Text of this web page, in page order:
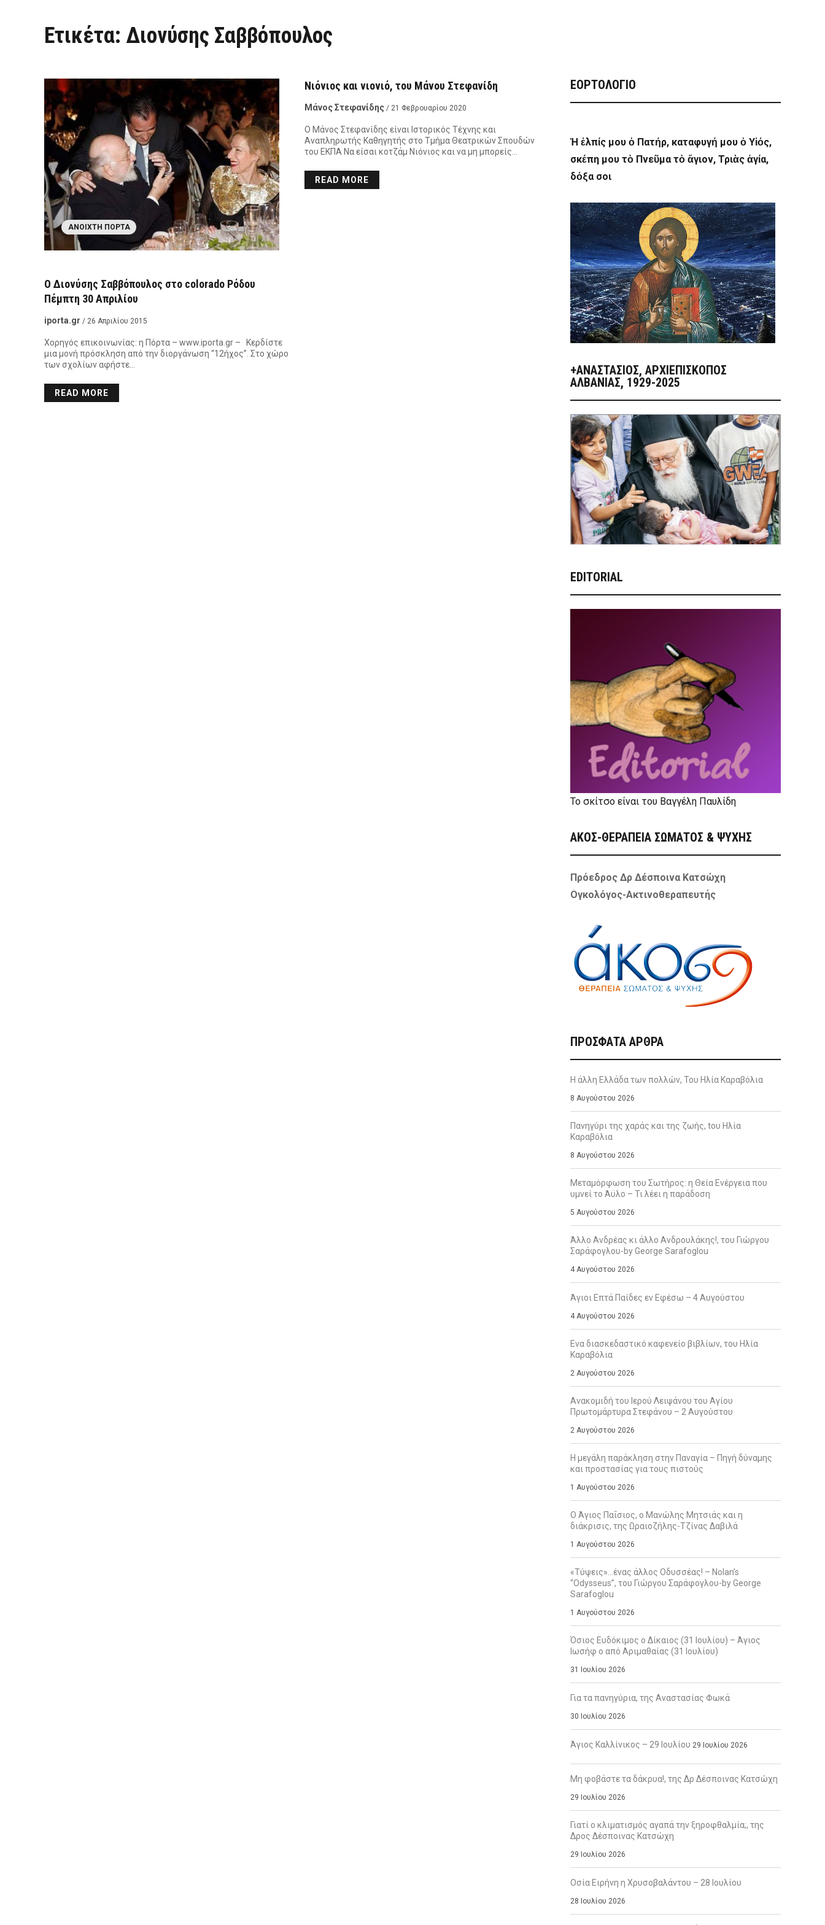
Ετικέτα: Διονύσης Σαββόπουλος
ΑΝΟΙΧΤΉ ΠΌΡΤΑ
Νιόνιος και νιονιό, του Μάνου Στεφανίδη
Μάνος Στεφανίδης / 21 Φεβρουαρίου 2020
Ο Μάνος Στεφανίδης είναι Ιστορικός Τέχνης και
Αναπληρωτής Καθηγητής στο Τμήμα Θεατρικών Σπουδών
του ΕΚΠΑ Να είσαι κοτζάμ Νιόνιος και να μη μπορείς…
READ MORE
Ο Διονύσης Σαββόπουλος στο colorado Ρόδου
Πέμπτη 30 Απριλίου
iporta.gr / 26 Απριλίου 2015
Χορηγός επικοινωνίας: η Πόρτα – www.iporta.gr – Κερδίστε
μια μονή πρόσκληση από την διοργάνωση “12ήχος”. Στο χώρο
των σχολίων αφήστε…
READ MORE
ΕΟΡΤΟΛΟΓΙΟ
Ἡ ἐλπίς μου ὁ Πατήρ, καταφυγή μου ὁ Υἱός,
σκέπη μου τὸ Πνεῦμα τὸ ἅγιον, Τριὰς ἁγία,
δόξα σοι
+ΑΝΑΣΤΆΣΙΟΣ, ΑΡΧΙΕΠΊΣΚΟΠΟΣ
ΑΛΒΑΝΊΑΣ, 1929-2025
EDITORIAL
Το σκίτσο είναι του Βαγγέλη Παυλίδη
ΑΚΟΣ-ΘΕΡΑΠΕΙΑ ΣΩΜΑΤΟΣ & ΨΥΧΗΣ
Πρόεδρος Δρ Δέσποινα Κατσώχη
Ογκολόγος-Ακτινοθεραπευτής
ΠΡΌΣΦΑΤΑ ΆΡΘΡΑ
Η άλλη Ελλάδα των πολλών, Του Ηλία Καραβόλια
8 Αυγούστου 2026
Πανηγύρι της χαράς και της ζωής, tου Ηλία
Καραβόλια
8 Αυγούστου 2026
Μεταμόρφωση του Σωτήρος: η Θεία Ενέργεια που
υμνεί το Άϋλο – Τι λέει η παράδοση
5 Αυγούστου 2026
Άλλο Ανδρέας κι άλλο Ανδρουλάκης!, του Γιώργου
Σαράφογλου-by George Sarafoglou
4 Αυγούστου 2026
Άγιοι Επτά Παίδες εν Εφέσω – 4 Αυγούστου
4 Αυγούστου 2026
Ενα διασκεδαστικό καφενείο βιβλίων, του Ηλία
Καραβόλια
2 Αυγούστου 2026
Ανακομιδή του Ιερού Λειψάνου του Αγίου
Πρωτομάρτυρα Στεφάνου – 2 Αυγούστου
2 Αυγούστου 2026
Η μεγάλη παράκληση στην Παναγία – Πηγή δύναμης
και προστασίας για τους πιστούς
1 Αυγούστου 2026
Ο Άγιος Παΐσιος, ο Μανώλης Μητσιάς και η
διάκρισις, της Ωραιοζήλης-Τζίνας Δαβιλά
1 Αυγούστου 2026
«Τύψεις»…ένας άλλος Οδυσσέας! – Nolan’s
“Odysseus”, του Γιώργου Σαράφογλου-by George
Sarafoglou
1 Αυγούστου 2026
Όσιος Ευδόκιμος ο Δίκαιος (31 Ιουλίου) – Άγιος
Ιωσήφ ο από Αριμαθαίας (31 Ιουλίου)
31 Ιουλίου 2026
Για τα πανηγύρια, της Αναστασίας Φωκά
30 Ιουλίου 2026
Άγιος Καλλίνικος – 29 Ιουλίου 29 Ιουλίου 2026
Μη φοβάστε τα δάκρυα!, της Δρ Δέσποινας Κατσώχη
29 Ιουλίου 2026
Γιατί ο κλιματισμός αγαπά την ξηροφθαλμία;, της
Δρος Δέσποινας Κατσώχη
29 Ιουλίου 2026
Οσία Ειρήνη η Χρυσοβαλάντου – 28 Ιουλίου
28 Ιουλίου 2026